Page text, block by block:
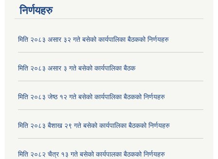
निर्णयहरु
मिति २०८३ असार ३२ गते बसेको कार्यपालिका बैठकको निर्णयहरु
मिति २०८३ असार ३ गते बसेको कार्यपालिका बैठक
मिति २०८३ जेष्ठ १२ गते बसेको कार्यपालिका बैठकको निर्णयहरु
मिति २०८३ बैशाख २९ गते बसेको कार्यपालिका बैठकको निर्णयहरु
मिति २०८२ चैत्र १३ गते बसेको कार्यपालका बैठकको निर्णयहरु